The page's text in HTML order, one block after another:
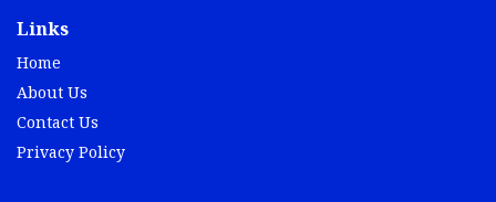
Links
Home
About Us
Contact Us
Privacy Policy